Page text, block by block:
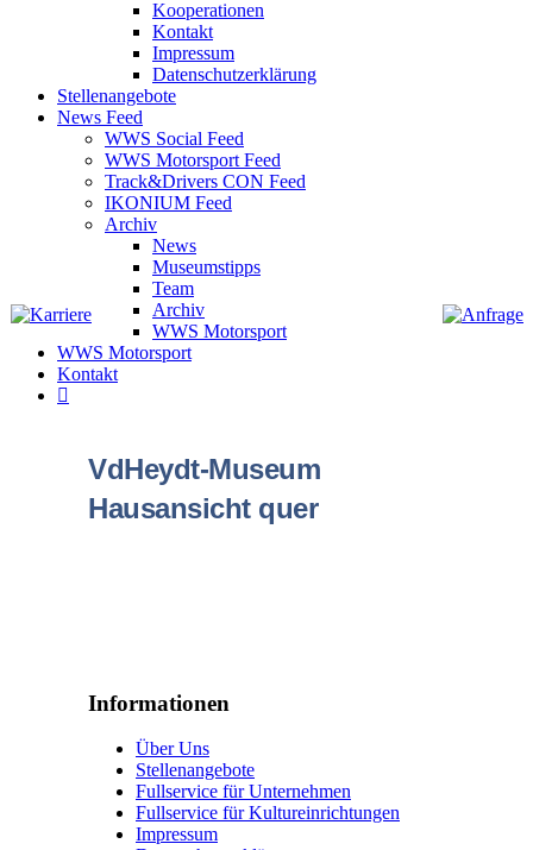
Kooperationen
Kontakt
Impressum
Datenschutzerklärung
Stellenangebote
News Feed
WWS Social Feed
WWS Motorsport Feed
Track&Drivers CON Feed
IKONIUM Feed
Archiv
News
Museumstipps
Team
Archiv
WWS Motorsport
WWS Motorsport
Kontakt
VdHeydt-Museum
Hausansicht quer
Informationen
Über Uns
Stellenangebote
Fullservice für Unternehmen
Fullservice für Kultureinrichtungen
Impressum